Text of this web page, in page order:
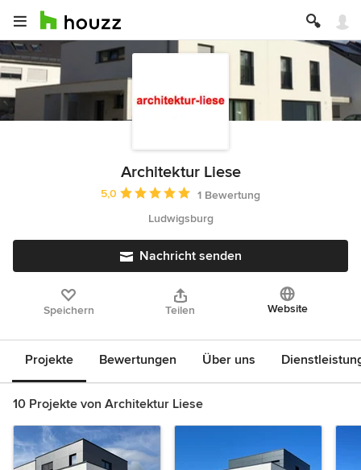
Architektur Liese
Durchschnittliche Bewertung: 5 von 5 Sternen
5,0
1 Bewertung
Ludwigsburg
Nachricht senden
Speichern Teilen Website
Projekte Bewertungen Über uns
10 Projekte von Architektur Liese